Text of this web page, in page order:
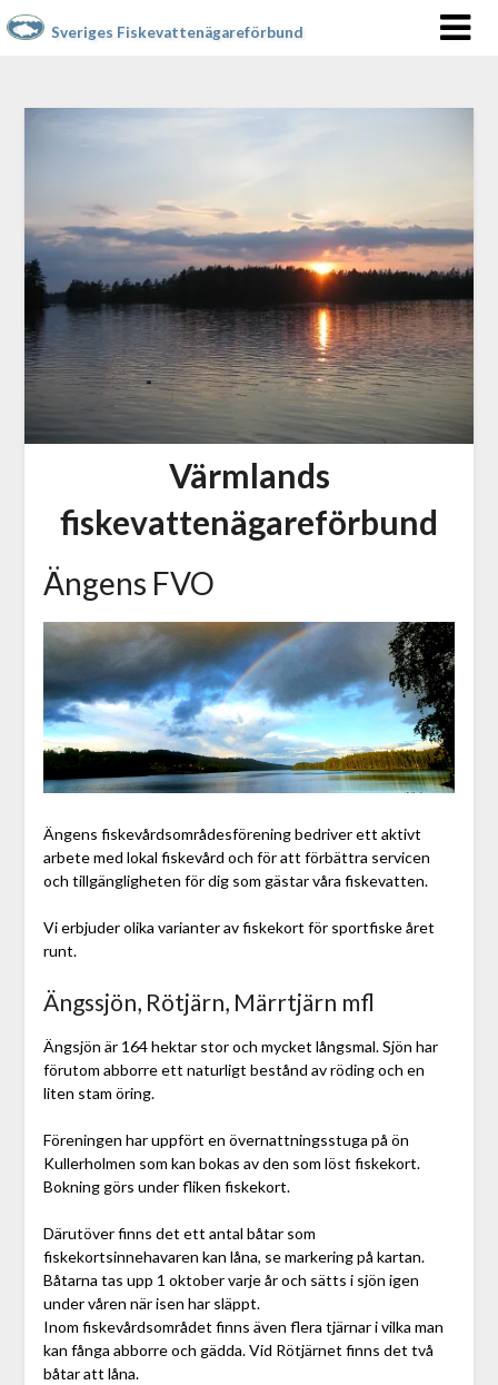
Sveriges Fiskevattenägareförbund
Värmlands
fiskevattenägareförbund
Ängens FVO
Ängens fiskevårdsområdesförening bedriver ett aktivt
arbete med lokal fiskevård och för att förbättra servicen
och tillgängligheten för dig som gästar våra fiskevatten.
Vi erbjuder olika varianter av fiskekort för sportfiske året
runt.
Ängssjön, Rötjärn, Märrtjärn mfl
Ängsjön är 164 hektar stor och mycket långsmal. Sjön har
förutom abborre ett naturligt bestånd av röding och en
liten stam öring.
Föreningen har uppfört en övernattningsstuga på ön
Kullerholmen som kan bokas av den som löst fiskekort.
Bokning görs under fliken fiskekort.
Därutöver finns det ett antal båtar som
fiskekortsinnehavaren kan låna, se markering på kartan.
Båtarna tas upp 1 oktober varje år och sätts i sjön igen
under våren när isen har släppt.
Inom fiskevårdsområdet finns även flera tjärnar i vilka man
kan fånga abborre och gädda. Vid Rötjärnet finns det två
båtar att låna.